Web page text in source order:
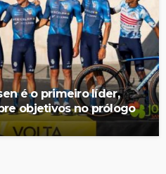
é o primeiro líder,
objetivos no prólogo